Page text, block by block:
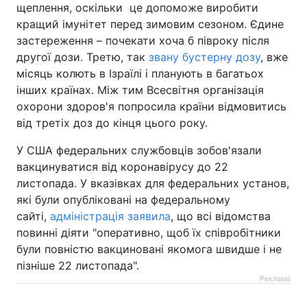
щеплення, оскільки це допоможе виробити
кращий імунітет перед зимовим сезоном. Єдине
застереження – почекати хоча б півроку після
другої дози. Третю, так звану бустерну дозу, вже
місяць колють в Ізраїлі і планують в багатьох
інших країнах. Між тим Всесвітня організація
охорони здоров'я попросила країни відмовитись
від третіх доз до кінця цього року.
У США федеральних службовців зобов'язали
вакцинуватися від коронавірусу до 22
листопада. У вказівках для федеральних установ,
які були опубліковані на федеральному
сайті, адміністрація заявила, що всі відомства
повинні діяти "оперативно, щоб їх співробітники
були повністю вакциновані якомога швидше і не
пізніше 22 листопада".
Реклама